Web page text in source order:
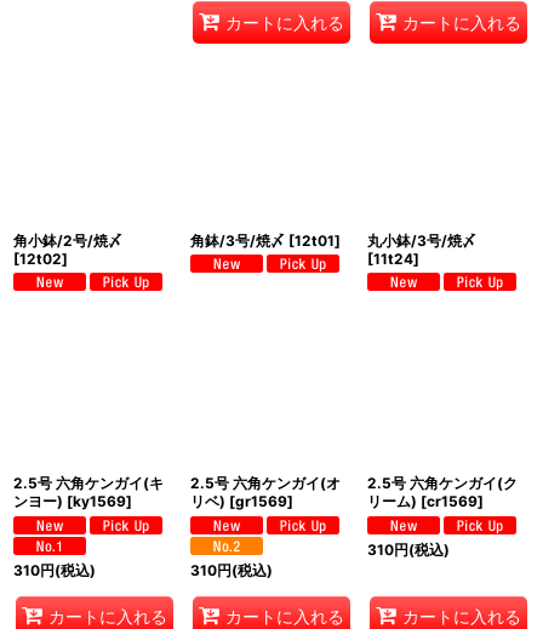
カートに入れる カートに入れる
角小鉢/2号/焼〆
[12t02]
角鉢/3号/焼〆 [12t01]
丸小鉢/3号/焼〆
[11t24]
2.5号 六角ケンガイ(キ
ンヨー) [ky1569]
310円(税込)
カートに入れる
2.5号 六角ケンガイ(オ
リベ) [gr1569]
310円(税込)
カートに入れる
2.5号 六角ケンガイ(ク
リーム) [cr1569]
310円(税込)
カートに入れる